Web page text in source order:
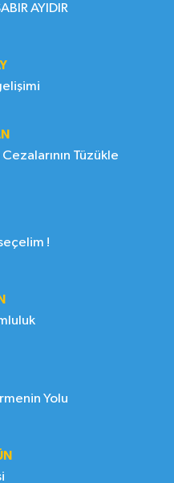
AYIDIR
Tüzükle
!
sorumluluk
Yolu